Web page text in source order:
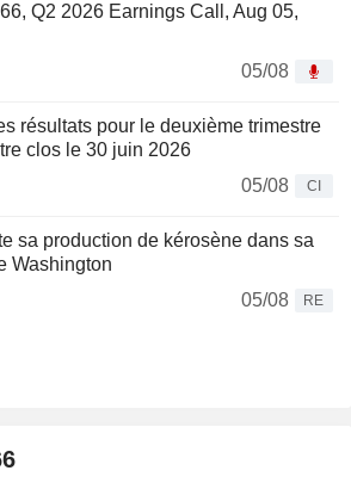
Q2 2026 Earnings Call, Aug 05,
05/08
résultats pour le deuxième trimestre
clos le 30 juin 2026
05/08
CI
sa production de kérosène dans sa
Washington
05/08
RE